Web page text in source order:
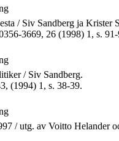
/ Siv Sandberg ja Krister
3669, 26 (1998) 1, s. 91-
/ Siv Sandberg.
(1994) 1, s. 38-39.
/ utg. av Voitto